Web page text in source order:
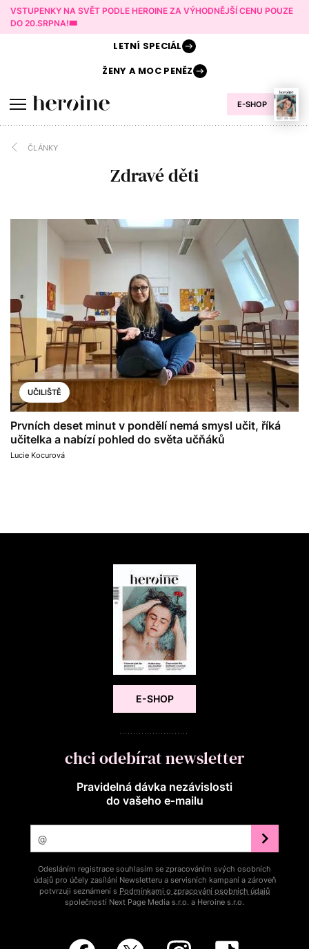
VSTUPENKY NA SVĚT PODLE HEROINE ZA VÝHODNĚJŠÍ CENU POUZE
DO 20.SRPNA!🎟️
E-SHOP
LETNÍ SPECIÁL
ŽENY AMOC PENĚZ
ČLÁNKY
Zdravé děti
UČILIŠTĚ
Prvních deset minut v pondělí nemá smysl učit, říká
učitelka a nabízí pohled do světa učňáků
Lucie Kocurová
E-SHOP
chci odebírat newsletter
Pravidelná dávka nezávislosti
do vašeho e‑mailu
Odesláním registrace souhlasím se zpracováním svých osobních
údajů pro účely zasílání Newsletteru a servisních kampaní a zároveň
potvrzuji seznámení s Podmínkami o zpracování osobních údajů
společností Next Page Media s.r.o. a Heroine s.r.o.